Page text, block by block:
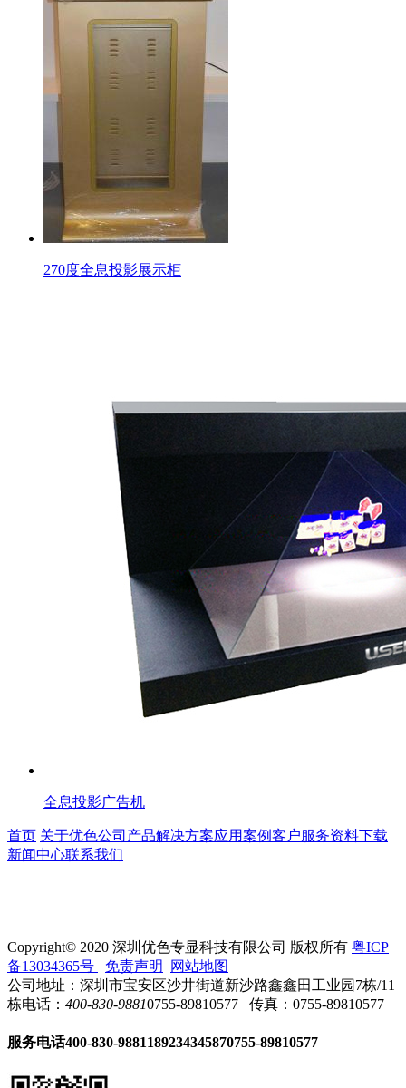
270度全息投影展示柜
全息投影广告机
首页 关于优色公司产品解决方案应用案例客户服务资料下载
新闻中心联系我们
Copyright© 2020 深圳优色专显科技有限公司 版权所有 粤ICP
备13034365号
免责声明
网站地图
公司地址：深圳市宝安区沙井街道新沙路鑫鑫田工业园7栋/11
栋电话： 400-830-98810755-89810577 传真：0755-89810577
服务电话400-830-9881189234345870755-89810577